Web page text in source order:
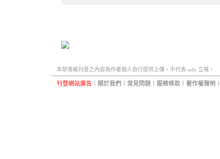
本部落格刊登之內容為作者個人自行提供上傳，不代表 udn 立場。
刊登網站廣告 關於我們 常見問題 服務條款 著作權聲明